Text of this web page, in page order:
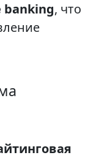
banking, что